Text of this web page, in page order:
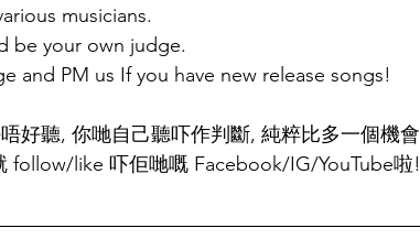
musicians.
be your own judge.
and PM us If you have new release songs!
好聽, 你哋自己聽吓作判斷, 純粹比多一個機會
follow/like 吓佢哋嘅 Facebook/IG/YouTube啦!